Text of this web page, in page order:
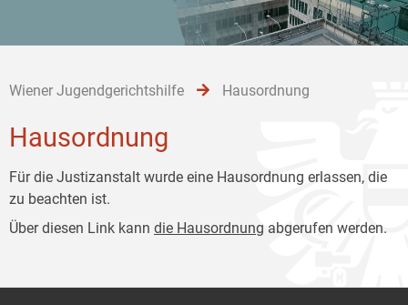
Wiener Jugendgerichtshilfe Hausordnung
Hausordnung
Für die Justizanstalt wurde eine Hausordnung erlassen, die
zu beachten ist.
Über diesen Link kann die Hausordnung abgerufen werden.